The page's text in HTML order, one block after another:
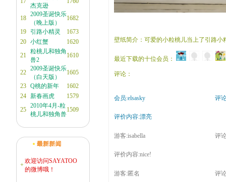
杰克逊
18
2009圣诞快乐
（晚上版）
1682
19
引路小精灵
1673
20 小红蟹
1620
21
粒桃儿和独角
兽2
1610
22
2009圣诞快乐
（白天版）
1605
23 Q桃的新年
1602
24 新春画虎
1579
25
2010年4月-粒
桃儿和独角兽
1509
+
欢迎访问SAYATOO
的微博哦！
壁纸简介：可爱的小粒桃儿当上了引路小
最近下载的十位会员：
评论：
会员:elsasky 评
评价内容:漂亮
游客:isabella 评
评价内容:nice!
游客:匿名 评